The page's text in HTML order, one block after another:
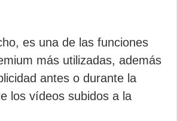
es una de las funciones
más utilizadas, además
antes o durante la
los vídeos subidos a la